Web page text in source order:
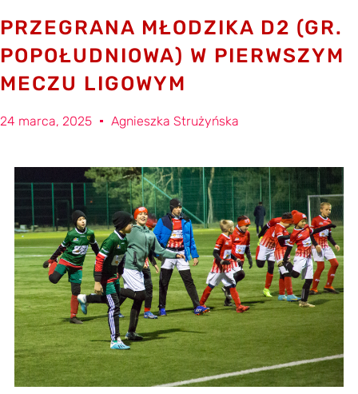
PRZEGRANA MŁODZIKA D2 (GR.
POPOŁUDNIOWA) W PIERWSZYM
MECZU LIGOWYM
24 marca, 2025 Agnieszka Strużyńska